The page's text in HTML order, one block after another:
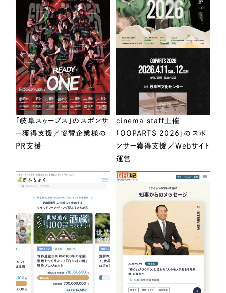
「岐阜スゥープス」のスポンサ
ー獲得支援／協賛企業様の
PR支援
cinema staff主催
「OOPARTS 2026」のスポ
ンサー獲得支援／Webサイト
運営